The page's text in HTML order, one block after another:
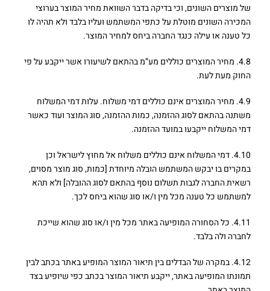
של מוצרים השונים, וכי בדיקה בדבר השוואת מחיר המוצר בערוצי
המכירה השונים מוטלת על כתפי המשתמש ועליו בלבד ולא תהיה לו
כל טענה או עילה כנגד החברה ביחס למחיר המוצר.
4.8. מחיר המוצרים כוללים מע”מ בהתאם לשיעורו אשר ייקבע על פי
החוק מעת לעת.
4.9. מחיר המוצרים אינם כוללים דמי משלוח. עלות דמי המשלוח
משתנה בהתאם לסוג ההזמנה, כמות ההזמנה, סוג המוצר ועוד כאשר
דמי המשלוח ייקבעו במועד ההזמנה.
4.10. דמי המשלוח אינם כוללים משלוח אל מחוץ לישראל וכן
במקרים בו יבקש המשתמש הובלה מיוחדת [כמות, סוג מוצר מסוים,
רשאית החברה לגבות תשלום נוסף בהתאם לסוג ההובלה] ולא תהא
למשתמש כל טענה מכל מין ו/או סוג שהוא ביחס לכך.
4.11. כל הסחורה המופיעה באתר מכל מין ו/או סוג שהוא שייכת
לחברה ולה בלבד.
4.12. במקרה של הבדלים בין תיאור המוצר המופיע באתר בכתב לבין
תמונתו המופיעה באתר, ייקבע תיאור המוצר בכתב כפי שיופיע בצד